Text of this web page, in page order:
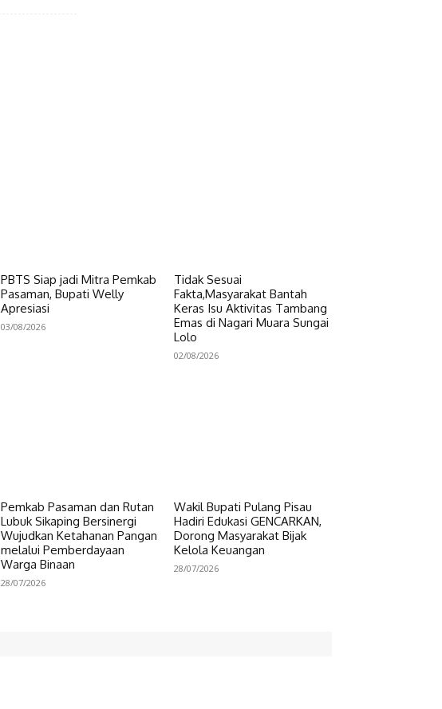
PBTS Siap jadi Mitra Pemkab
Pasaman, Bupati Welly
Apresiasi
03/08/2026
Tidak Sesuai
Fakta,Masyarakat Bantah
Keras Isu Aktivitas Tambang
Emas di Nagari Muara Sungai
Lolo
02/08/2026
Pemkab Pasaman dan Rutan
Lubuk Sikaping Bersinergi
Wujudkan Ketahanan Pangan
melalui Pemberdayaan
Warga Binaan
28/07/2026
Wakil Bupati Pulang Pisau
Hadiri Edukasi GENCARKAN,
Dorong Masyarakat Bijak
Kelola Keuangan
28/07/2026